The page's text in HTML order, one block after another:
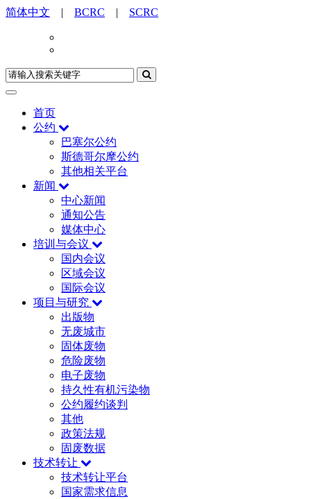
简体中文 | BCRC | SCRC
首页
公约
巴塞尔公约
斯德哥尔摩公约
其他相关平台
新闻
中心新闻
通知公告
媒体中心
培训与会议
国内会议
区域会议
国际会议
项目与研究
出版物
无废城市
固体废物
危险废物
电子废物
持久性有机污染物
公约履约谈判
其他
政策法规
固废数据
技术转让
技术转让平台
国家需求信息